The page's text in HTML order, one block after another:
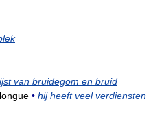
van bruidegom en bruid
• hij heeft veel verdiensten